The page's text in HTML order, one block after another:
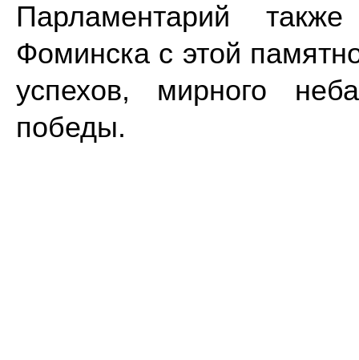
Парламентарий
Фоминска с этой
успехов, мирного
победы.